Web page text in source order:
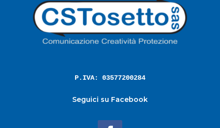
P.IVA: 03577200284
Seguici su Facebook